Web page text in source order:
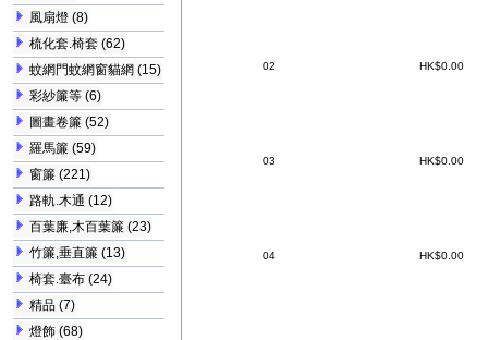
風扇燈 (8)
梳化套.椅套 (62)
蚊網門蚊網窗貓網 (15)
彩紗簾等 (6)
圖畫卷簾 (52)
羅馬簾 (59)
窗簾 (221)
路軌.木通 (12)
百葉廉,木百葉簾 (23)
竹簾,垂直簾 (13)
椅套.臺布 (24)
精品 (7)
燈飾 (68)
02 HK$0.00
03 HK$0.00
04 HK$0.00